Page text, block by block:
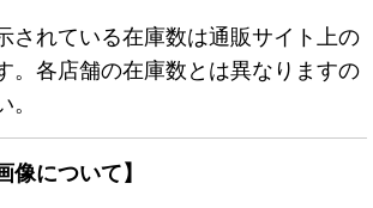
されている在庫数は通販サイト上の
。各店舗の在庫数とは異なりますの
像について】